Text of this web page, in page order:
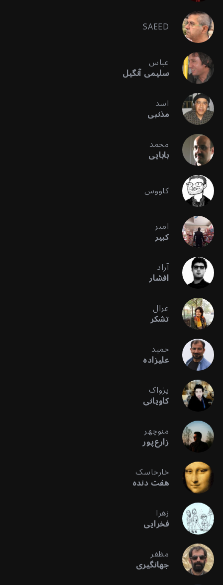
SAEED
عباس
سلیمی آنگیل
اسد
مذنبی
محمد
بابایی
کاووس
امیر
کبیر
آراد
افشار
غزال
تشکر
حمید
علیزاده
پژواک
کاویانی
منوچهر
زارع‌پور
خارخاسک
هفت دنده
زهرا
فخرایی
مظفر
جهانگیری